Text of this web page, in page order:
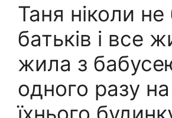
Таня ніколи
батьків і все
жила з
одного разу на